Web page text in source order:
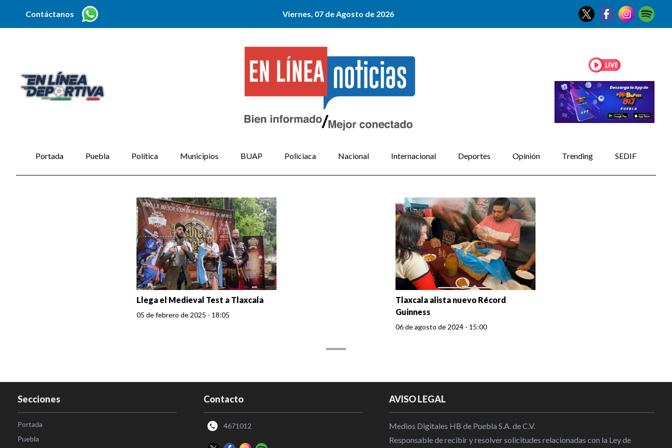
Contáctanos Viernes, 07 de Agosto de 2026
Portada Puebla Política Municipios BUAP Policiaca Nacional Internacional Deportes Opinión Trending SEDIF
Llega el Medieval Test a Tlaxcala
05 de febrero de 2025 - 18:05
Tlaxcala alista nuevo Récord
Guinness
06 de agosto de 2024 - 15:00
Secciones
Portada
Puebla
Contacto
4671012
AVISO LEGAL
Medios Digitales HB de Puebla S.A. de C.V.
Responsable de recibir y resolver solicitudes relacionadas con la Ley de